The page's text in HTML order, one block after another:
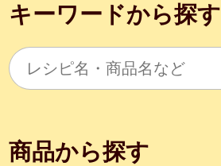
キーワードから探す
商品から探す